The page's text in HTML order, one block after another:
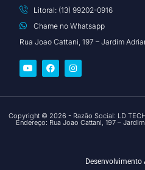
Litoral: (13) 99202-0916
Chame no Whatsapp
Rua Joao Cattani, 197 – Jardim
Copyright © 2026 - Razão Social: LD TECH
Endereço: Rua Joao Cattani, 197 –
Desenvolvimento